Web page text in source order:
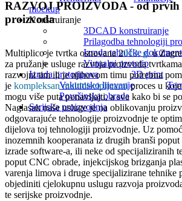
mockup
Konstruiranje
3DCAD konstruiranje
Prilagodba tehnologiji
Izrada tehničke
Virtualni prototip
Izrada prototipova
3D print
Vakumsko lijevanje
Površinska obrada
Serijska proizvodnja
RAZVOJ PROIZVODA - od prvih
proizvoda
Multiplico je tvrtka osnovana 2013. g.u
za pružanje usluge razvoja proizvoda
razvojni tim ili je njihovom timu potrebna
je kompleksan multidisciplinarniproces u
mogu više puta ponavljajti, a sve kako bi se
Naglasak naše usluge je na oblikovanju
odgovarajuće tehnologije proizvodnje te
dijelova toj tehnologiji proizvodnje. Uz
inozemnih kooperanata iz drugih branši
izrade software-a, ili neke od specijaliziranih
poput CNC obrade, injekcijskog brizganja
varenja limova i druge specijalizirane tehnike
objediniti cjelokupnu uslugu razvoja
te serijske proizvodnje.